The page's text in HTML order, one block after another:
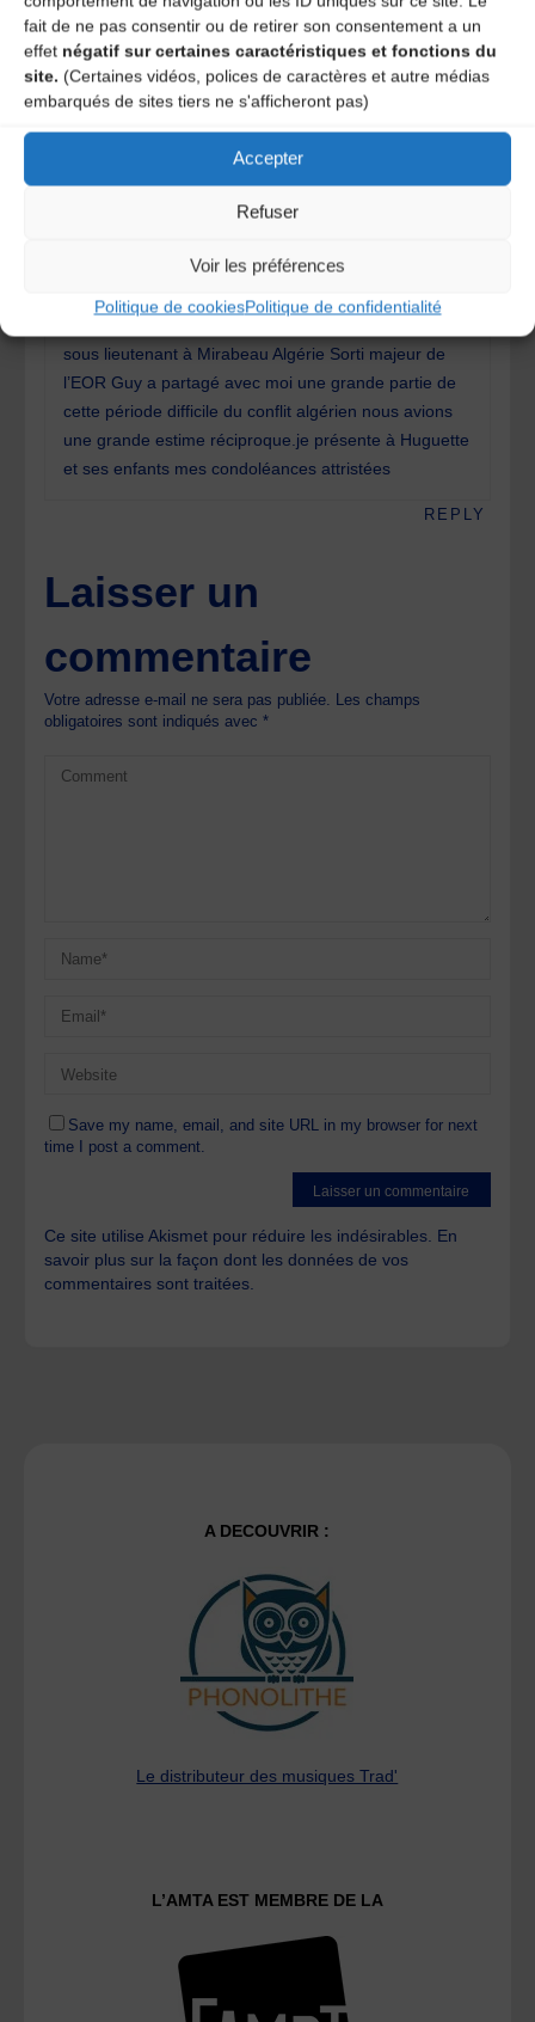
fait de ne pas consentir ou de retirer son consentement a un
effet négatif sur certaines caractéristiques et fonctions du
site. (Certaines vidéos, polices de caractères et autre médias
embarqués de sites tiers ne s'afficheront pas)
Accepter
Refuser
Voir les préférences
Politique de cookiesPolitique de confidentialité
Bel hommage pour un brave homme. Merci André,
Guillaud Lozanne
J apprend avec beaucoup de tristesse le décès de
mon compagnon d’armes ensemble nous avons fait
sous lieutenant à Mirabeau Algérie Sorti majeur de
l’EOR Guy a partagé avec moi une grande partie de
cette période difficile du conflit algérien nous avions
une grande estime réciproque.je présente à Huguette
et ses enfants mes condoléances attristées
REPLY
Laisser un
commentaire
Votre adresse e-mail ne sera pas publiée.
Les champs
obligatoires sont indiqués avec*
Save my name, email, and site URL in my browser for next
time I post a comment.
Ce site utilise Akismet pour réduire les indésirables. En
savoir plus sur la façon dont les données de vos
commentaires sont traitées
A DECOUVRIR :
Le distributeur des musiques Trad'
L’AMTA EST MEMBRE DE LA